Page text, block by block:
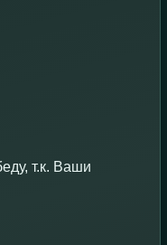
т.к. Ваши